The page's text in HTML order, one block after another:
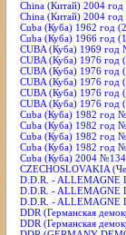
China (Китай) 2004
China (Китай) 2004
Cuba (Куба) 1962 год
Cuba (Куба) 1966 год
CUBA (Куба) 1969 год
CUBA (Куба) 1976 год
CUBA (Куба) 1976 год
CUBA (Куба) 1976 год
CUBA (Куба) 1976 год
CUBA (Куба) 1976 год
Cuba (Куба) 1982 год
Cuba (Куба) 1982 год
Cuba (Куба) 1982 год
Cuba (Куба) 1982 год
Cuba (Куба) 2004 №134
CZECHOSLOVAKIA
D.D.R. - ALLEMAGNE
D.D.R. - ALLEMAGNE
D.D.R. - ALLEMAGNE
DDR (Германская
DDR (Германская